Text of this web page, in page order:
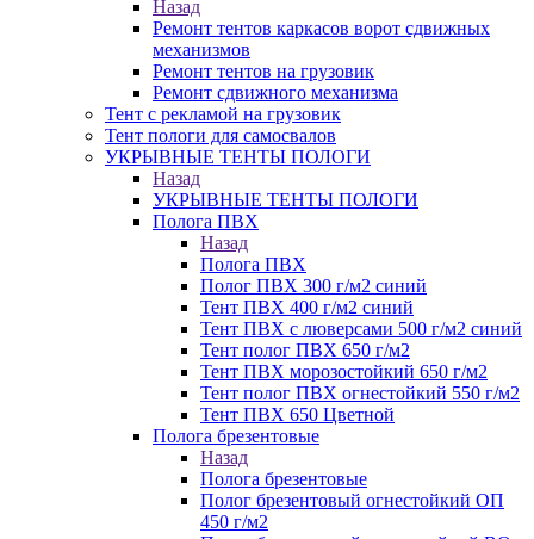
Назад
Ремонт тентов каркасов ворот сдвижных
механизмов
Ремонт тентов на грузовик
Ремонт сдвижного механизма
Тент с рекламой на грузовик
Тент пологи для самосвалов
УКРЫВНЫЕ ТЕНТЫ ПОЛОГИ
Назад
УКРЫВНЫЕ ТЕНТЫ ПОЛОГИ
Полога ПВХ
Назад
Полога ПВХ
Полог ПВХ 300 г/м2 синий
Тент ПВХ 400 г/м2 синий
Тент ПВХ с люверсами 500 г/м2 синий
Тент полог ПВХ 650 г/м2
Тент ПВХ морозостойкий 650 г/м2
Тент полог ПВХ огнестойкий 550 г/м2
Тент ПВХ 650 Цветной
Полога брезентовые
Назад
Полога брезентовые
Полог брезентовый огнестойкий ОП
450 г/м2